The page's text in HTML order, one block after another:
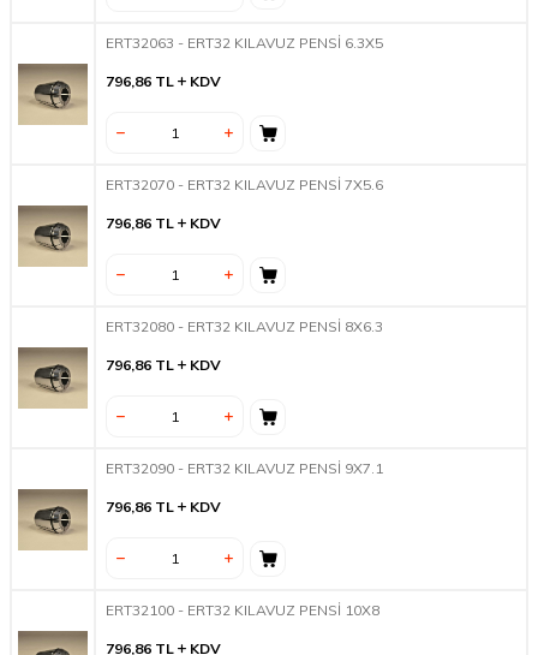
ERT32063 - ERT32 KILAVUZ PENSİ 6.3X5
796,86 TL KDV
ERT32070 - ERT32 KILAVUZ PENSİ 7X5.6
796,86 TL KDV
ERT32080 - ERT32 KILAVUZ PENSİ 8X6.3
796,86 TL KDV
ERT32090 - ERT32 KILAVUZ PENSİ 9X7.1
796,86 TL KDV
ERT32100 - ERT32 KILAVUZ PENSİ 10X8
796,86 TL KDV